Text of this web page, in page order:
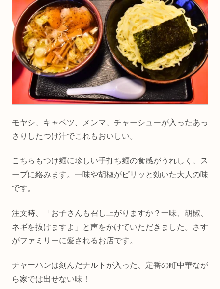
モヤシ、キャベツ、メンマ、チャーシューが入ったあっ
さりしたつけ汁でこれもおいしい。
こちらもつけ麺に珍しい手打ち麺の食感がうれしく、ス
ープに絡みます。一味や胡椒がピリッと効いた大人の味
です。
注文時、「お子さんも召し上がりますか？一味、胡椒、
ネギを抜けますよ」と声をかけていただきました。さす
がファミリーに愛されるお店です。
チャーハンは刻んだナルトが入った、定番の町中華なが
ら家では出せない味！